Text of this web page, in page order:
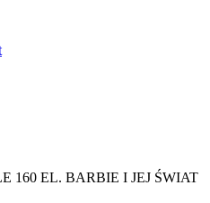
160 EL. BARBIE I JEJ ŚWIAT